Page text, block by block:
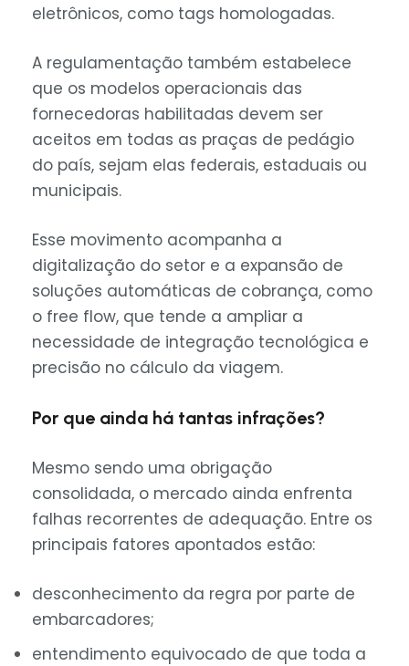
eletrônicos, como tags homologadas.
A regulamentação também estabelece
que os modelos operacionais das
fornecedoras habilitadas devem ser
aceitos em todas as praças de pedágio
do país, sejam elas federais, estaduais ou
municipais.
Esse movimento acompanha a
digitalização do setor e a expansão de
soluções automáticas de cobrança, como
o free flow, que tende a ampliar a
necessidade de integração tecnológica e
precisão no cálculo da viagem.
Por que ainda há tantas infrações?
Mesmo sendo uma obrigação
consolidada, o mercado ainda enfrenta
falhas recorrentes de adequação. Entre os
principais fatores apontados estão:
desconhecimento da regra por parte de
embarcadores;
entendimento equivocado de que toda a